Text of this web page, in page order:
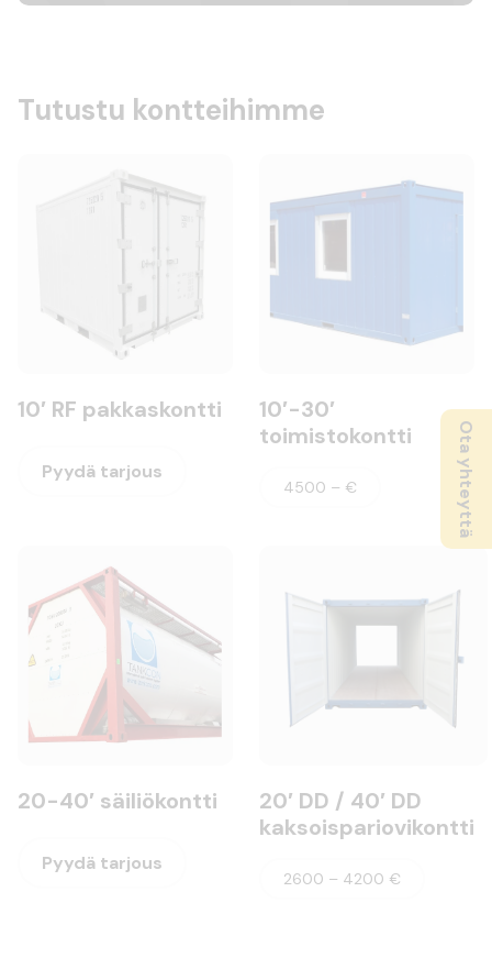
Tutustu kontteihimme
10′ RF pakkaskontti
Pyydä tarjous
10′-30′
toimistokontti
4500 – €
20-40′ säiliökontti
Pyydä tarjous
20′ DD / 40′ DD
kaksoispariovikontti
2600 – 4200 €
Ota yhteyttä